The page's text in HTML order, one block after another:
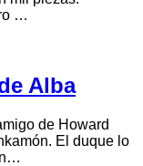
…
Alba
de Howard
El duque lo